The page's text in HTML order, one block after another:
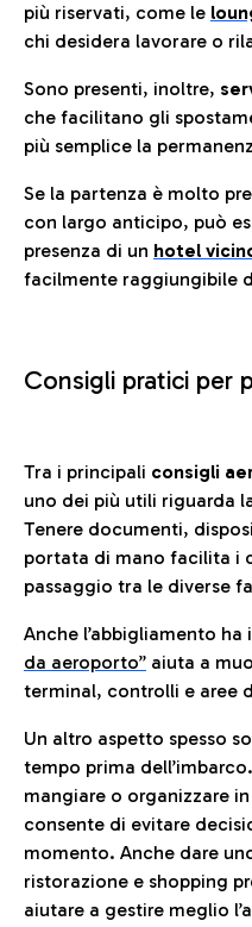
più riservati, come le
chi desidera lavorare o
Sono presenti, inoltre,
che facilitano gli
più semplice la
Se la partenza è molto
con largo anticipo, può
presenza di un hotel
facilmente raggiungibile
Consigli pratici per
Tra i principali consigli
uno dei più utili riguarda
Tenere documenti,
portata di mano facilita i
passaggio tra le diverse
Anche l’abbigliamento
da aeroporto” aiuta a
terminal, controlli e aree
Un altro aspetto spesso
tempo prima
mangiare o organizzare
consente di evitare
momento. Anche dare
ristorazione e shopping
aiutare a gestire meglio